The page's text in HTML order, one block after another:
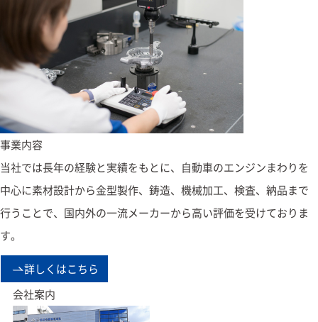
事業内容
当社では長年の経験と実績をもとに、自動車のエンジンまわりを
中心に素材設計から金型製作、鋳造、機械加工、検査、納品まで
行うことで、国内外の一流メーカーから高い評価を受けておりま
す。
詳しくはこちら
会社案内